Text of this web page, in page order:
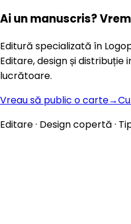
Ai un manuscris?
Editură specializată în
Editare, design și distribuție
lucrătoare.
Vreau să public o carte→
Editare · Design copertă ·